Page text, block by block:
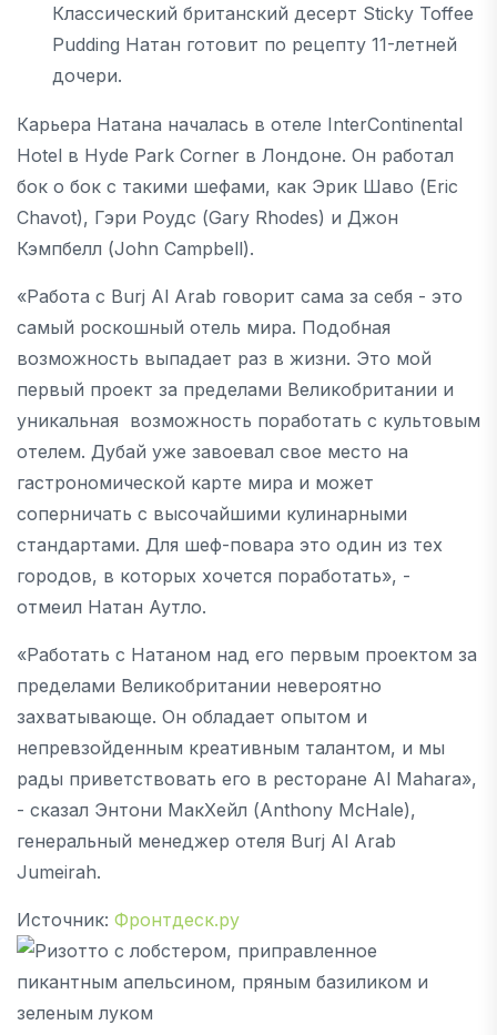
Классический британский десерт Sticky Toffee
Pudding Натан готовит по рецепту 11-летней
дочери.
Карьера Натана началась в отеле InterContinental
Hotel в Hyde Park Corner в Лондоне. Он работал
бок о бок с такими шефами, как Эрик Шаво (Eric
Chavot), Гэри Роудс (Gary Rhodes) и Джон
Кэмпбелл (John Campbell).
«Работа с Burj Al Arab говорит сама за себя - это
самый роскошный отель мира. Подобная
возможность выпадает раз в жизни. Это мой
первый проект за пределами Великобритании и
уникальная возможность поработать с культовым
отелем. Дубай уже завоевал свое место на
гастрономической карте мира и может
соперничать с высочайшими кулинарными
стандартами. Для шеф-повара это один из тех
городов, в которых хочется поработать», -
отмеил Натан Аутло.
«Работать с Натаном над его первым проектом за
пределами Великобритании невероятно
захватывающе. Он обладает опытом и
непревзойденным креативным талантом, и мы
рады приветствовать его в ресторане Al Mahara»,
- сказал Энтони МакХейл (Anthony McHale),
генеральный менеджер отеля Burj Al Arab
Jumeirah.
Источник: Фронтдеск.ру